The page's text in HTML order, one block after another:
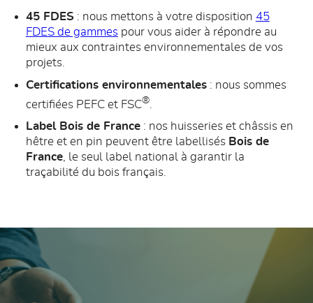
45 FDES: nous mettons à votre disposition 45
FDES de gammespour vous aider à répondre au
mieux aux contraintes environnementales de vos
projets.
Certifications environnementales: nous sommes
certifiées PEFC et FSC®.
Label Bois de France: nos huisseries et châssis en
hêtre et en pin peuvent être labellisés Bois de
France, le seul label national à garantir la
traçabilité du bois français.